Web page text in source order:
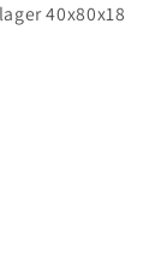
40x80x18